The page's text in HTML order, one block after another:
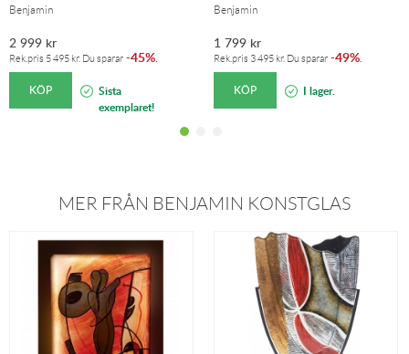
Benjamin
2 999 kr
Rek.pris 5 495 kr. Du sparar -45%
KÖP
Sista
exemplaret!
Benjamin
1 799 kr
Rek.pris 3 495 kr. Du sparar -49%
KÖP I lager.
MER FRÅN BENJAMIN KONSTGLAS